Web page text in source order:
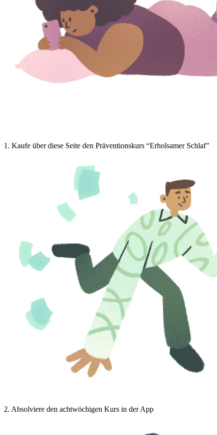
1. Kaufe über diese Seite den Präventionskurs “Erholsamer Schlaf”
2. Absolviere den achtwöchigen Kurs in der App